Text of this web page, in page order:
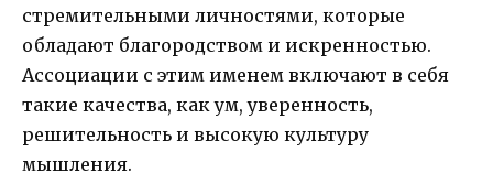
стремительными личностями, которые
обладают благородством и искренностью.
Ассоциации с этим именем включают в себя
такие качества, как ум, уверенность,
решительность и высокую культуру
мышления.